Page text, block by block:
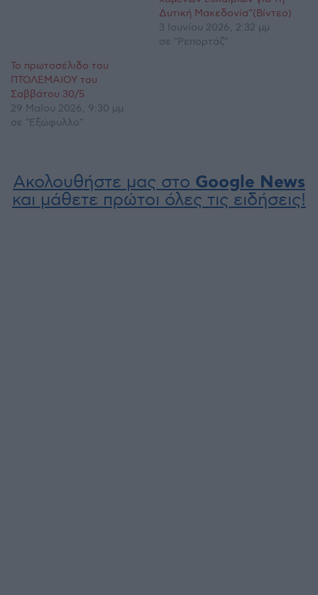
Δυτική Μακεδονία”(Βίντεο)
3 Ιουνίου 2026, 2:32 μμ
σε "Ρεπορτάζ"
Το πρωτοσέλιδο του
ΠΤΟΛΕΜΑΙΟΥ του
Σαββάτου 30/5
29 Μαΐου 2026, 9:30 μμ
σε "Εξώφυλλο"
Ακολουθήστε μας στο Google News
και μάθετε πρώτοι όλες τις ειδήσεις!